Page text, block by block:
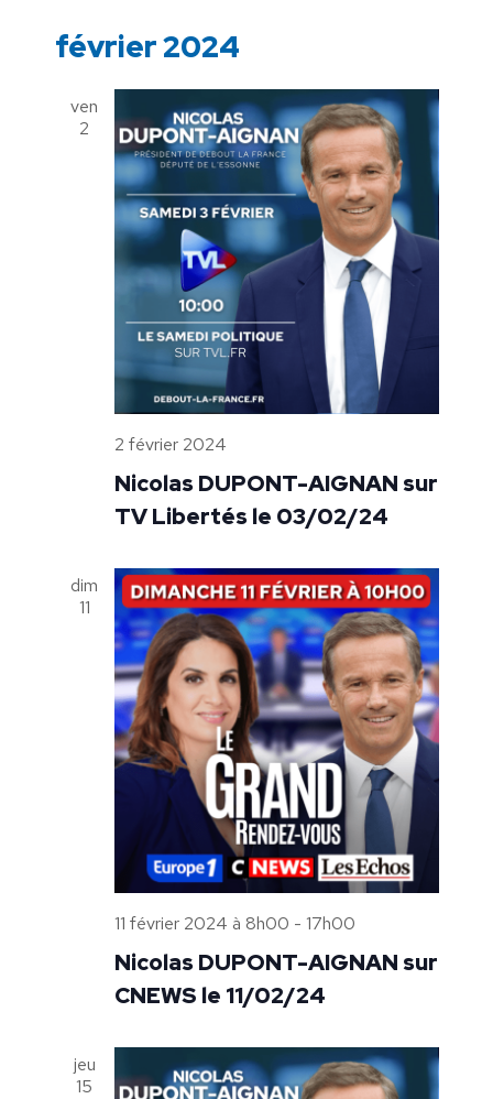
février 2024
ven
2
Nicolas DUPONT-AIGNAN sur
TV Libertés le 03/02/24
2 février 2024
dim
11
Nicolas DUPONT-AIGNAN sur
CNEWS le 11/02/24
11 février 2024 à 8h00 - 17h00
jeu
15